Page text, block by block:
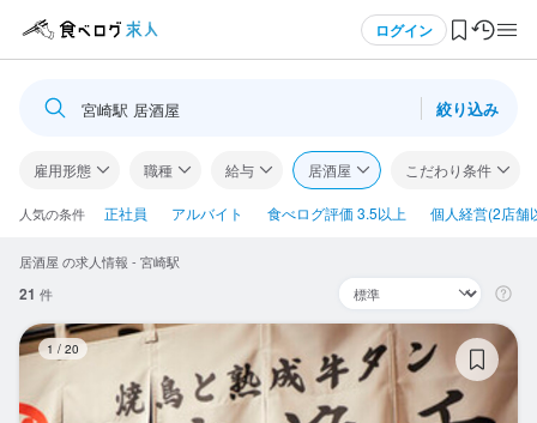
ログイン
ログイン・無料会員登録
食べログ求人TOP
求人検索
宮崎駅 居酒屋 絞り込み
雇用形態 職種 給与 居酒屋 こだわり条件
人気の条件 正社員 アルバイト 食べログ評価 3.5以上 個人経営(2店舗
居酒屋 の求人情報 - 宮崎駅
21 件
1 / 20